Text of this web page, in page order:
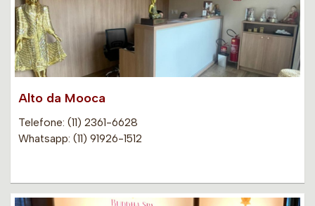
Alto da Mooca
Telefone: (11) 2361-6628
Whatsapp: (11) 91926-1512